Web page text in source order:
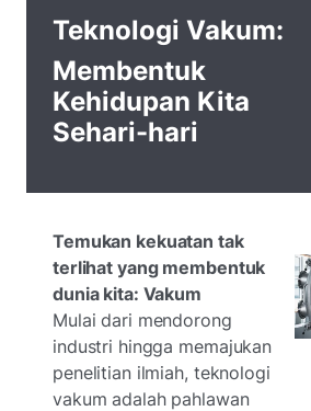
Teknologi Vakum:
Membentuk
Kehidupan Kita
Sehari-hari
Temukan kekuatan tak
terlihat yang membentuk
dunia kita: Vakum
Mulai dari mendorong
industri hingga memajukan
penelitian ilmiah, teknologi
vakum adalah pahlawan